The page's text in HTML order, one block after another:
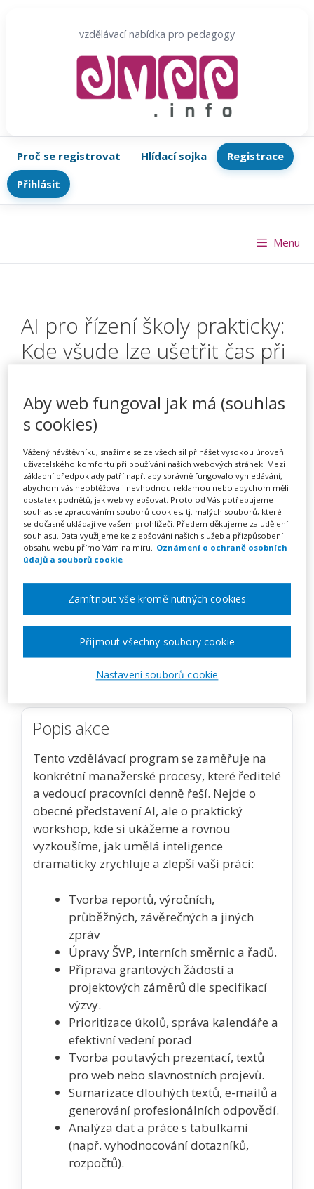
vzdělávací nabídka pro pedagogy
Proč se registrovat Hlídací sojka
Registrace
Přihlásit
AI pro řízení školy prakticky:
Kde všude lze ušetřit čas při
výstupů (webinář)
PořádáZřetel, s.r.o.
TERMÍN
12. 01. 2027 - 19. 01. 2027
MÍSTO
ONLINE
1950 Kč
Zobrazit akci na webu pořadatele
Popis akce
Tento vzdělávací program se zaměřuje na
konkrétní manažerské procesy, které ředitelé
a vedoucí pracovníci denně řeší. Nejde o
obecné představení AI, ale o praktický
workshop, kde si ukážeme a rovnou
vyzkoušíme, jak umělá inteligence
dramaticky zrychluje a zlepší vaši práci:
Tvorba reportů, výročních,
průběžných, závěrečných a jiných
zpráv
Úpravy ŠVP, interních směrnic a řadů.
Příprava grantových žádostí a
projektových záměrů dle specifikací
výzvy.
Prioritizace úkolů, správa kalendáře a
efektivní vedení porad
Tvorba poutavých prezentací, textů
pro web nebo slavnostních projevů.
Sumarizace dlouhých textů, e-mailů a
generování profesionálních odpovědí.
Analýza dat a práce s tabulkami
(např. vyhodnocování dotazníků,
rozpočtů).
Menu
Aby web fungoval jak má (souhlas
s cookies)
Vážený návštěvníku, snažíme se ze všech sil přinášet vysokou úroveň
uživatelského komfortu při používání našich webových stránek. Mezi
základní předpoklady patří např. aby správně fungovalo vyhledávání,
abychom vás neobtěžovali nevhodnou reklamou nebo abychom měli
dostatek podnětů, jak web vylepšovat. Proto od Vás potřebujeme
souhlas se zpracováním souborů cookies, tj. malých souborů, které
se dočasně ukládají ve vašem prohlížeči. Předem děkujeme za udělení
souhlasu. Data využijeme ke zlepšování našich služeb a přizpůsobení
obsahu webu přímo Vám na míru. Oznámení o ochraně osobních
údajů a souborů cookie
Nastavení souborů cookie
Zamítnout vše kromě nutných cookies
Přijmout všechny soubory cookie